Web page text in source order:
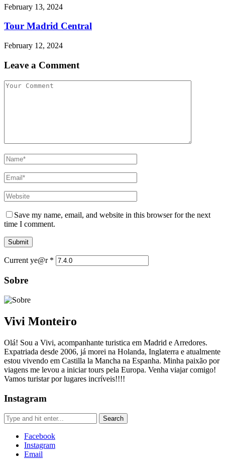
February 13, 2024
Tour Madrid Central
February 12, 2024
Leave a Comment
Save my name, email, and website in this browser for the next
time I comment.
Current ye@r *
Sobre
Vivi Monteiro
Olá! Sou a Vivi, acompanhante turistica em Madrid e Arredores.
Expatriada desde 2006, já morei na Holanda, Inglaterra e atualmente
estou vivendo em Castilla la Mancha na Espanha. Minha paixão por
viagens me levou a iniciar tours pela Europa. Venha viajar comigo!
Vamos turistar por lugares incríveis!!!!
Instagram
Facebook
Instagram
Email